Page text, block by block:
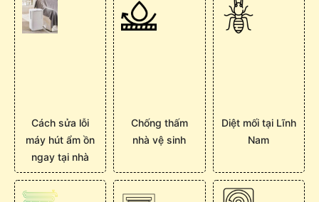
Cách sửa lỗi
máy hút ẩm ồn
ngay tại nhà
Chống thấm
nhà vệ sinh
Diệt mối tại Lĩnh
Nam